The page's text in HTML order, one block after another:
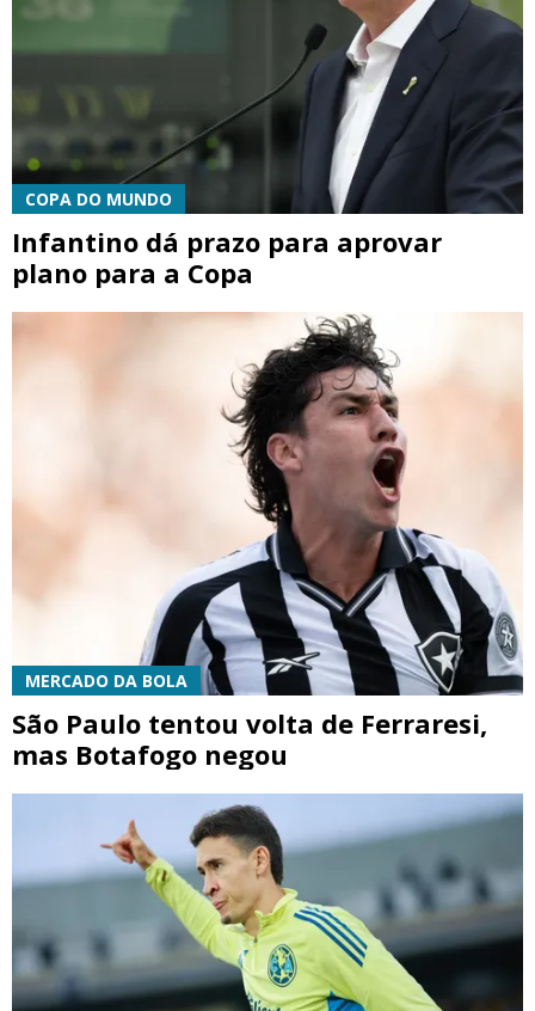
COPA DO MUNDO
Infantino dá prazo para aprovar
plano para a Copa
MERCADO DA BOLA
São Paulo tentou volta de Ferraresi,
mas Botafogo negou